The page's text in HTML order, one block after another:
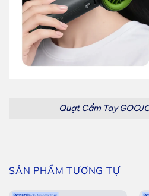
Quạt Cầm Tay
SẢN PHẨM TƯƠNG TỰ